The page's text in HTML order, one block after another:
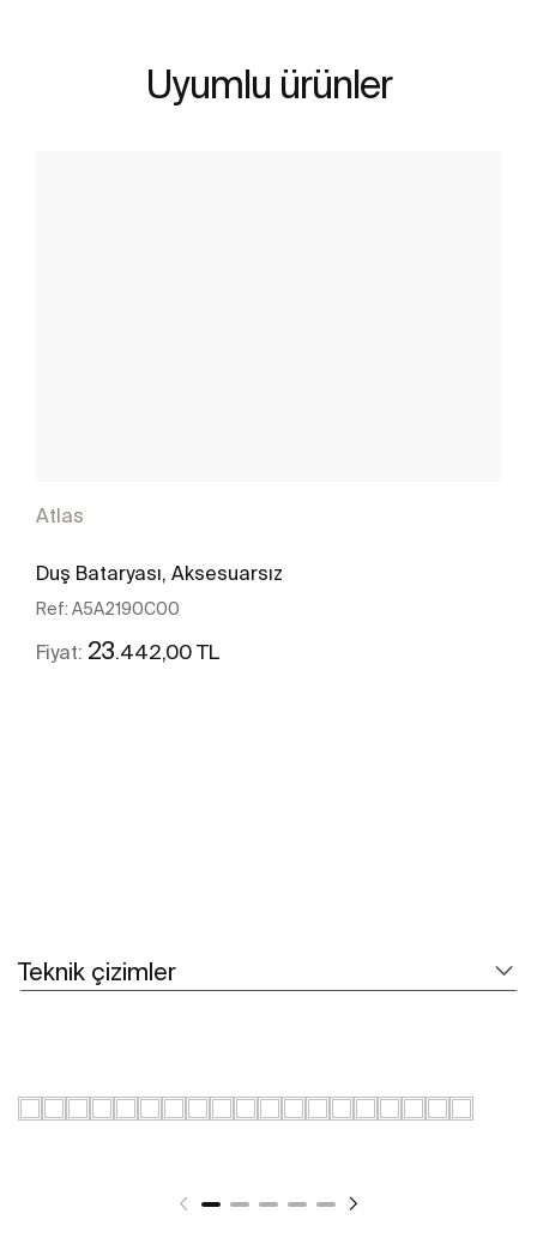
Uyumlu ürünler
Atlas
Duş Bataryası, Aksesuarsız
Ref: A5A2190C00
Fiyat: 23.442,00 TL
Teknik çizimler